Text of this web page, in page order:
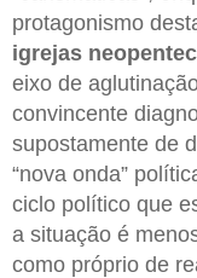
protagonismo
igrejas
eixo de
convincente
supostamente de
“nova onda”
ciclo político que
a situação é
como próprio de